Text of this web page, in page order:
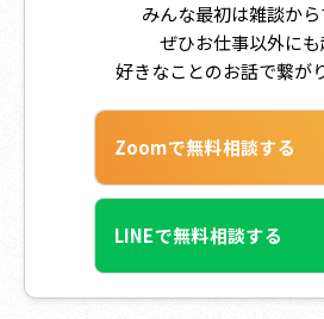
みんな最初は雑談から
ぜひお仕事以外に
好きなことのお話で繋が
Zoomで無料相談する
LINEで無料相談する